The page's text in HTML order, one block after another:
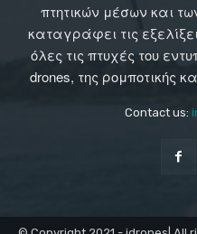
πτητικών μέσων και
καταγράφει τις
όλες τις πτυχές του
drones, της ρομποτικής
Contact us: